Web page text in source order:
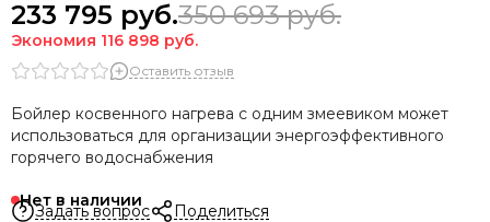
233 795 руб.350 693руб.
Экономия 116 898 руб.
Оставить отзыв
Бойлер косвенного нагрева с одним змеевиком может
использоваться для организации энергоэффективного
горячего водоснабжения
Нет в наличии
Задать вопрос Поделиться